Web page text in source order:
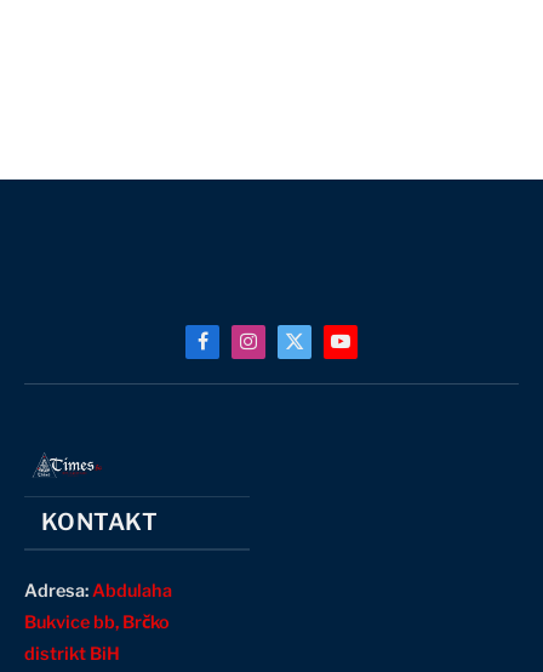
FacebookInstagram
X
YouTube
KONTAKT
Adresa:Abdulaha
Bukvice bb, Brčko
distrikt BiH